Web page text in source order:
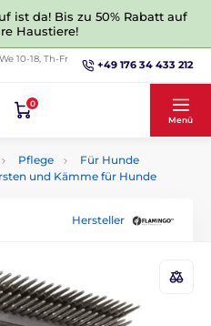
ist da! Bis zu 50% Rabatt auf
Haustiere!
10-18, Th-Fr
+49 176 34 433 212
0
Menü
Pflege
Für Hunde
und Kämme für Hunde
Hersteller